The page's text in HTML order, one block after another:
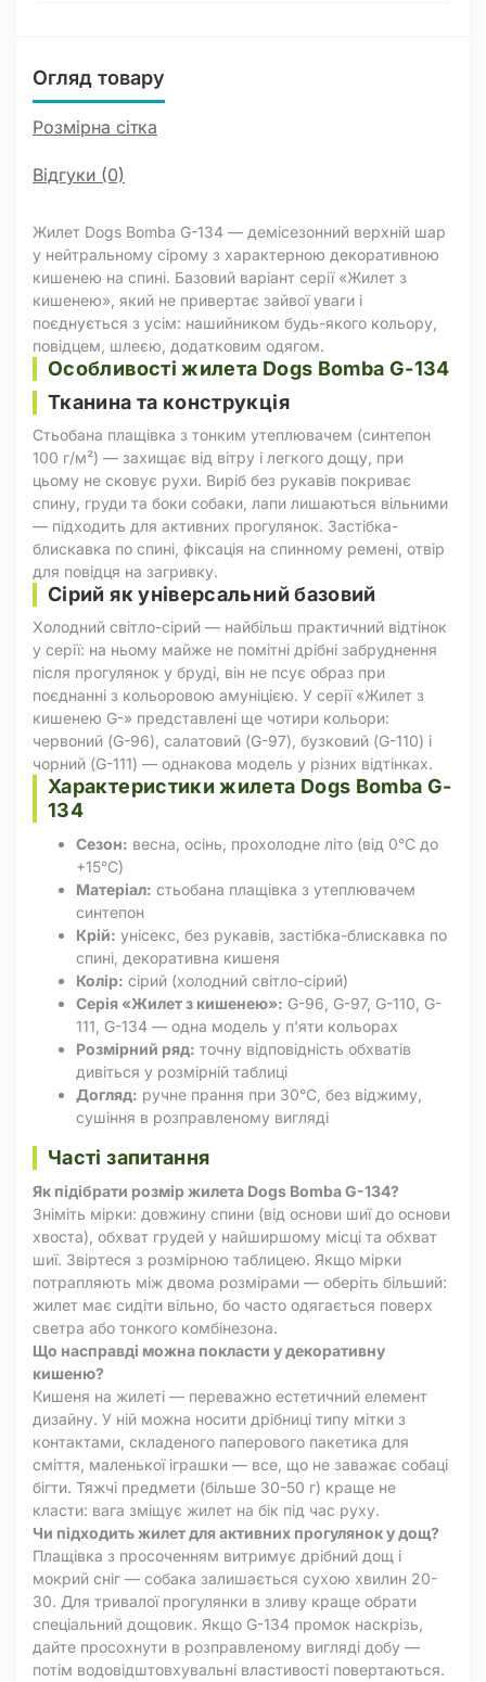
Огляд товару
Розмірна сітка
Відгуки (0)
Жилет Dogs Bomba G-134 — демісезонний верхній шар
у нейтральному сірому з характерною декоративною
кишенею на спині. Базовий варіант серії «Жилет з
кишенею», який не привертає зайвої уваги і
поєднується з усім: нашийником будь-якого кольору,
повідцем, шлеєю, додатковим одягом.
Особливості жилета Dogs Bomba G-134
Тканина та конструкція
Стьобана плащівка з тонким утеплювачем (синтепон
100 г/м²) — захищає від вітру і легкого дощу, при
цьому не сковує рухи. Виріб без рукавів покриває
спину, груди та боки собаки, лапи лишаються вільними
— підходить для активних прогулянок. Застібка-
блискавка по спині, фіксація на спинному ремені, отвір
для повідця на загривку.
Сірий як універсальний базовий
Холодний світло-сірий — найбільш практичний відтінок
у серії: на ньому майже не помітні дрібні забруднення
після прогулянок у бруді, він не псує образ при
поєднанні з кольоровою амуніцією. У серії «Жилет з
кишенею G-» представлені ще чотири кольори:
червоний (G-96), салатовий (G-97), бузковий (G-110) і
чорний (G-111) — однакова модель у різних відтінках.
Характеристики жилета Dogs Bomba G-
134
Сезон: весна, осінь, прохолодне літо (від 0°C до
+15°C)
Матеріал: стьобана плащівка з утеплювачем
синтепон
Крій: унісекс, без рукавів, застібка-блискавка по
спині, декоративна кишеня
Колір: сірий (холодний світло-сірий)
Серія «Жилет з кишенею»: G-96, G-97, G-110, G-
111, G-134 — одна модель у п'яти кольорах
Розмірний ряд: точну відповідність обхватів
дивіться у розмірній таблиці
Догляд: ручне прання при 30°C, без віджиму,
сушіння в розправленому вигляді
Часті запитання
Як підібрати розмір жилета Dogs Bomba G-134?
Зніміть мірки: довжину спини (від основи шиї до основи
хвоста), обхват грудей у найширшому місці та обхват
шиї. Звіртеся з розмірною таблицею. Якщо мірки
потрапляють між двома розмірами — оберіть більший:
жилет має сидіти вільно, бо часто одягається поверх
светра або тонкого комбінезона.
Що насправді можна покласти у декоративну
кишеню?
Кишеня на жилеті — переважно естетичний елемент
дизайну. У ній можна носити дрібниці типу мітки з
контактами, складеного паперового пакетика для
сміття, маленької іграшки — все, що не заважає собаці
бігти. Тяжчі предмети (більше 30-50 г) краще не
класти: вага зміщує жилет на бік під час руху.
Чи підходить жилет для активних прогулянок у дощ?
Плащівка з просоченням витримує дрібний дощ і
мокрий сніг — собака залишається сухою хвилин 20-
30. Для тривалої прогулянки в зливу краще обрати
спеціальний дощовик. Якщо G-134 промок наскрізь,
дайте просохнути в розправленому вигляді добу —
потім водовідштовхувальні властивості повертаються.